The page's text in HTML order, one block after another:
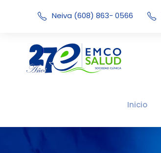
Neiva (608) 863- 0566
Inicio